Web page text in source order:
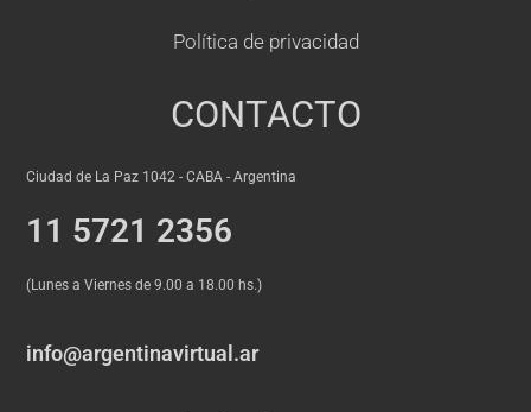
Política de privacidad
CONTACTO
Ciudad de La Paz 1042 - CABA - Argentina
11 5721 2356
(Lunes a Viernes de 9.00 a 18.00 hs.)
info@argentinavirtual.ar